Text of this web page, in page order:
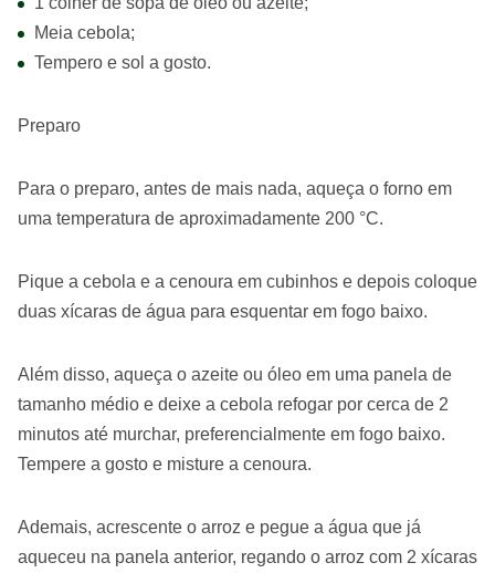
Meia cebola;
Tempero e sol a gosto.
Preparo
Para o preparo, antes de mais nada, aqueça o forno em
uma temperatura de aproximadamente 200 °C.
Pique a cebola e a cenoura em cubinhos e depois coloque
duas xícaras de água para esquentar em fogo baixo.
Além disso, aqueça o azeite ou óleo em uma panela de
tamanho médio e deixe a cebola refogar por cerca de 2
minutos até murchar, preferencialmente em fogo baixo.
Tempere a gosto e misture a cenoura.
Ademais, acrescente o arroz e pegue a água que já
aqueceu na panela anterior, regando o arroz com 2 xícaras